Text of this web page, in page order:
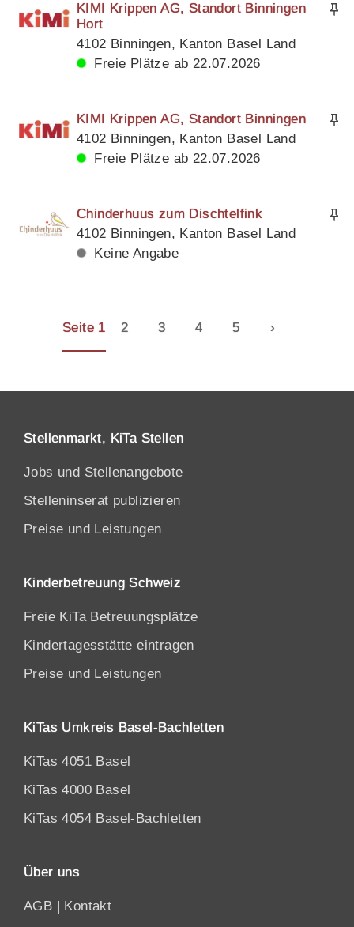
KIMI Krippen AG, Standort Binningen
Hort
4102 Binningen, Kanton Basel Land
Freie Plätze ab 22.07.2026
KIMI Krippen AG, Standort Binningen
4102 Binningen, Kanton Basel Land
Freie Plätze ab 22.07.2026
Chinderhuus zum Dischtelfink
4102 Binningen, Kanton Basel Land
Keine Angabe
Seite 1 2 3 4 5 ›
Stellenmarkt, KiTa Stellen
Jobs und Stellenangebote
Stelleninserat publizieren
Preise und Leistungen
Kinderbetreuung Schweiz
Freie KiTa Betreuungsplätze
Kindertagesstätte eintragen
Preise und Leistungen
KiTas Umkreis Basel-Bachletten
KiTas 4051 Basel
KiTas 4000 Basel
KiTas 4054 Basel-Bachletten
Über uns
AGB Kontakt